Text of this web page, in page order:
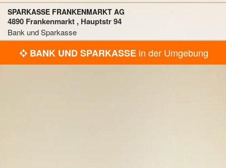
SPARKASSE FRANKENMARKT AG
4890 Frankenmarkt , Hauptstr 94
Bank und Sparkasse
BANK UND SPARKASSE in der Umgebung